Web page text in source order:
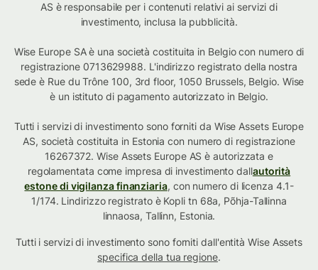
AS è responsabile per i contenuti relativi ai servizi di
investimento, inclusa la pubblicità.
Wise Europe SA è una società costituita in Belgio con numero di
registrazione 0713629988. L'indirizzo registrato della nostra
sede è Rue du Trône 100, 3rd floor, 1050 Brussels, Belgio. Wise
è un istituto di pagamento autorizzato in Belgio.
Tutti i servizi di investimento sono forniti da Wise Assets Europe
AS, società costituita in Estonia con numero di registrazione
16267372. Wise Assets Europe AS è autorizzata e
regolamentata come impresa di investimento dallautorità
estone di vigilanza finanziaria, con numero di licenza 4.1-
1/174. Lindirizzo registrato è Kopli tn 68a, Põhja-Tallinna
linnaosa, Tallinn, Estonia.
Tutti i servizi di investimento sono forniti dall'entità Wise Assets
specifica della tua regione.